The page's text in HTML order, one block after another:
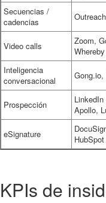
Secuencias /
cadencias
Video calls
Zoom,
Whereby
Inteligencia
conversacional
Gong.io,
Prospección
Apollo,
eSignature
KPIs de